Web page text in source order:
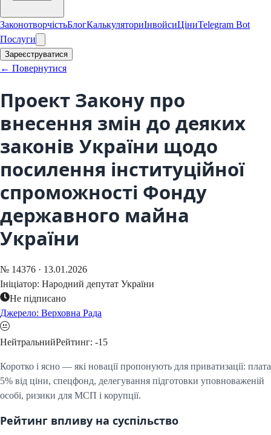
ЗаконотворчістьБлогКалькуляториІнвойсиЦіниTelegram Bot
Послуги
Зареєструватися
← Повернутися
Проект Закону про
внесення змін до деяких
законів України щодо
посилення інституційної
спроможності Фонду
державного майна
України
№ 14376 · 13.01.2026
Ініціатор: Народний депутат України
Не підписано
Джерело: Верховна Рада
НейтральнийРейтинг: -15
Коротко і ясно — які новації пропонують для приватизації: плата
5% від ціни, спецфонд, делегування підготовки уповноваженій
особі, ризики для МСП і корупції.
Рейтинг впливу на суспільство